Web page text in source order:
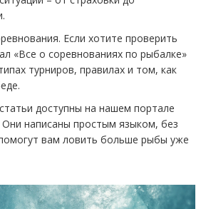
Если хотите проверить
«Все о соревнованиях по рыбалке»
турниров, правилах и том, как
доступны на нашем портале
написаны простым языком, без
вам ловить больше рыбы уже